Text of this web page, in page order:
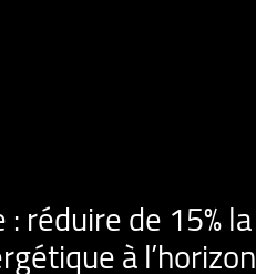
réduire de 15% la
à l’horizon